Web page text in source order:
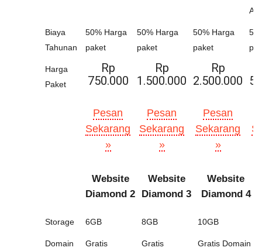
Biaya
Tahunan
50% Harga
paket
50% Harga
paket
50% Harga
paket
Harga
Paket
Rp
750.000
Rp
1.500.000
Rp
2.500.000
Pesan
Sekarang
»
Pesan
Sekarang
»
Pesan
Sekarang
»
Website
Diamond 2
Website
Diamond 3
Website
Diamond 4
Storage 6GB 8GB 10GB
Domain
Gratis
Gratis
Gratis Domain